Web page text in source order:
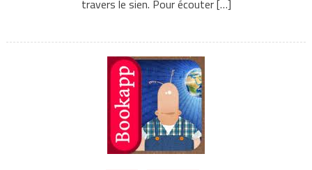
travers le sien. Pour écouter […]